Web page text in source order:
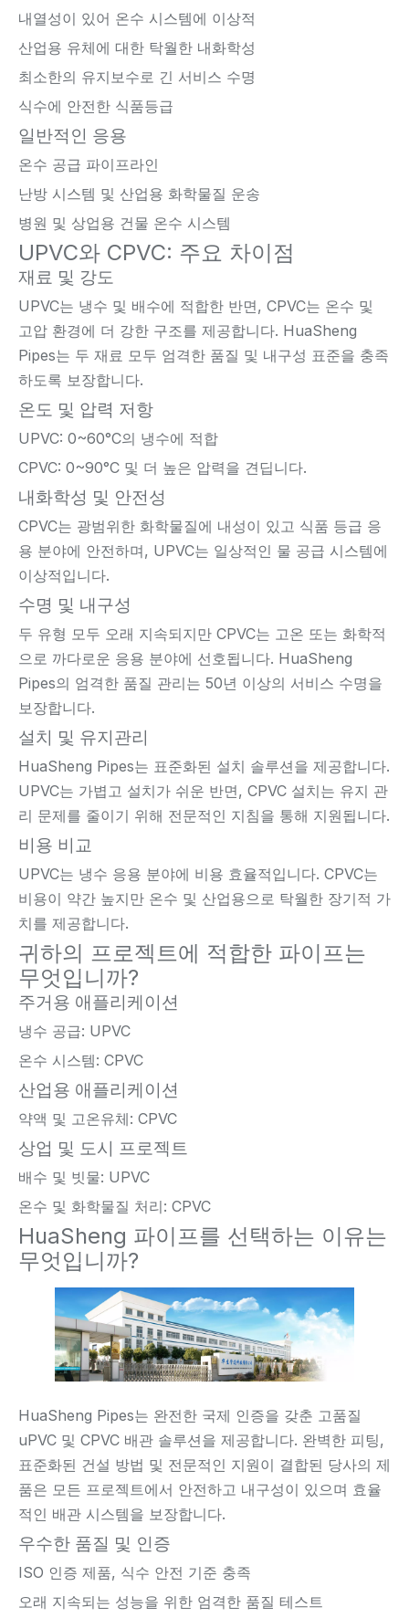
내열성이 있어 온수 시스템에 이상적
산업용 유체에 대한 탁월한 내화학성
최소한의 유지보수로 긴 서비스 수명
식수에 안전한 식품등급
일반적인 응용
온수 공급 파이프라인
난방 시스템 및 산업용 화학물질 운송
병원 및 상업용 건물 온수 시스템
UPVC와 CPVC: 주요 차이점
재료 및 강도
UPVC는 냉수 및 배수에 적합한 반면, CPVC는 온수 및
고압 환경에 더 강한 구조를 제공합니다. HuaSheng
Pipes는 두 재료 모두 엄격한 품질 및 내구성 표준을 충족
하도록 보장합니다.
온도 및 압력 저항
UPVC: 0~60°C의 냉수에 적합
CPVC: 0~90°C 및 더 높은 압력을 견딥니다.
내화학성 및 안전성
CPVC는 광범위한 화학물질에 내성이 있고 식품 등급 응
용 분야에 안전하며, UPVC는 일상적인 물 공급 시스템에
이상적입니다.
수명 및 내구성
두 유형 모두 오래 지속되지만 CPVC는 고온 또는 화학적
으로 까다로운 응용 분야에 선호됩니다. HuaSheng
Pipes의 엄격한 품질 관리는 50년 이상의 서비스 수명을
보장합니다.
설치 및 유지관리
HuaSheng Pipes는 표준화된 설치 솔루션을 제공합니다.
UPVC는 가볍고 설치가 쉬운 반면, CPVC 설치는 유지 관
리 문제를 줄이기 위해 전문적인 지침을 통해 지원됩니다.
비용 비교
UPVC는 냉수 응용 분야에 비용 효율적입니다. CPVC는
비용이 약간 높지만 온수 및 산업용으로 탁월한 장기적 가
치를 제공합니다.
귀하의 프로젝트에 적합한 파이프는
무엇입니까?
주거용 애플리케이션
냉수 공급: UPVC
온수 시스템: CPVC
산업용 애플리케이션
약액 및 고온유체: CPVC
상업 및 도시 프로젝트
배수 및 빗물: UPVC
온수 및 화학물질 처리: CPVC
HuaSheng 파이프를 선택하는 이유는
무엇입니까?
HuaSheng Pipes는 완전한 국제 인증을 갖춘 고품질
uPVC 및 CPVC 배관 솔루션을 제공합니다. 완벽한 피팅,
표준화된 건설 방법 및 전문적인 지원이 결합된 당사의 제
품은 모든 프로젝트에서 안전하고 내구성이 있으며 효율
적인 배관 시스템을 보장합니다.
우수한 품질 및 인증
ISO 인증 제품, 식수 안전 기준 충족
오래 지속되는 성능을 위한 엄격한 품질 테스트